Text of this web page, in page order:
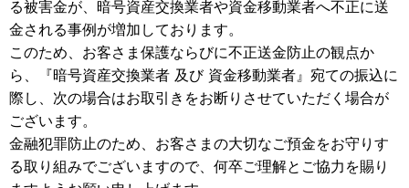
る被害金が、暗号資産交換業者や資金移動業者へ不正に送
金される事例が増加しております。
このため、お客さま保護ならびに不正送金防止の観点か
ら、『暗号資産交換業者 及び 資金移動業者』宛ての振込に
際し、次の場合はお取引きをお断りさせていただく場合が
ございます。
金融犯罪防止のため、お客さまの大切なご預金をお守りす
る取り組みでございますので、何卒ご理解とご協力を賜り